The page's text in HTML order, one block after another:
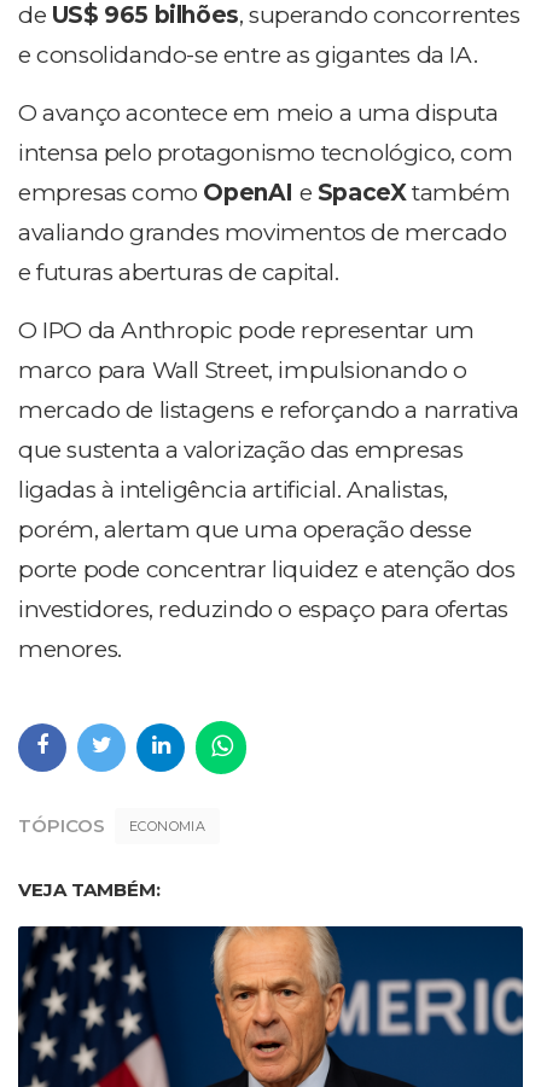
de US$ 965 bilhões, superando concorrentes
e consolidando-se entre as gigantes da IA.
O avanço acontece em meio a uma disputa
intensa pelo protagonismo tecnológico, com
empresas como OpenAI e SpaceXtambém
avaliando grandes movimentos de mercado
e futuras aberturas de capital.
O IPO da Anthropic pode representar um
marco para Wall Street, impulsionando o
mercado de listagens e reforçando a narrativa
que sustenta a valorização das empresas
ligadas à inteligência artificial. Analistas,
porém, alertam que uma operação desse
porte pode concentrar liquidez e atenção dos
investidores, reduzindo o espaço para ofertas
menores.
TÓPICOS ECONOMIA
VEJA TAMBÉM: